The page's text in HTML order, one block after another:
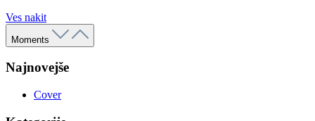
Ves nakit
Moments
Najnovejše
Cover